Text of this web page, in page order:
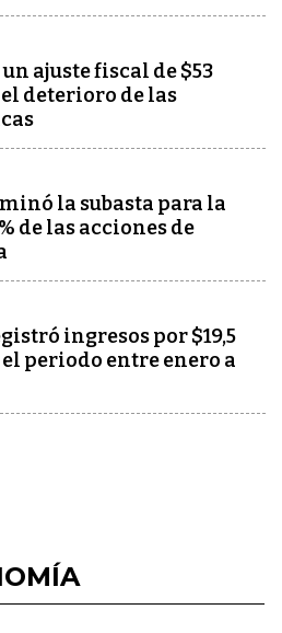
ajuste fiscal de $53
deterioro de las
la subasta para la
de las acciones de
ingresos por $19,5
periodo entre enero a